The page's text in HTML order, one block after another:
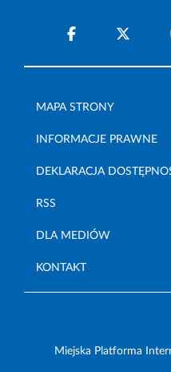
MAPA STRONY
INFORMACJE PRAWNE
DEKLARACJA
RSS
DLA MEDIÓW
KONTAKT
Miejska Platforma